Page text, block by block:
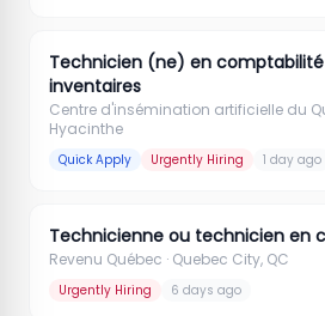
Technicien (ne) en
inventaires
Centre d'insémination artificielle du
Hyacinthe
Quick Apply Urgently Hiring 1 day ago
Technicienne ou technicien en
Revenu Québec · Quebec City, QC
Urgently Hiring 6 days ago